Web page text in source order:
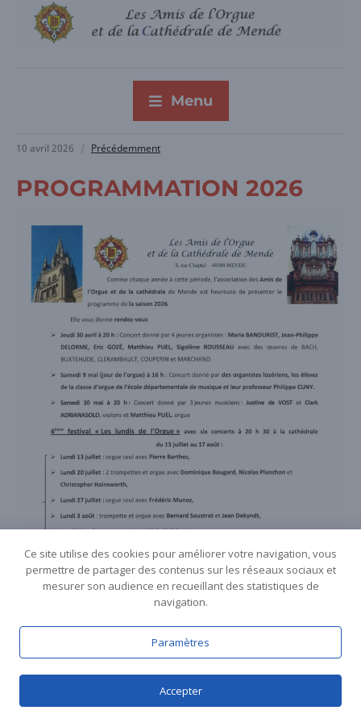
Menu
10 avril 2026 Précédemment
PROGRAMMATION 2026
Ce site utilise des cookies pour améliorer votre navigation, vous
permettre de partager des contenus sur les réseaux sociaux et
mesurer son audience en recueillant des statistiques de
navigation.
Paramètres
Accepter